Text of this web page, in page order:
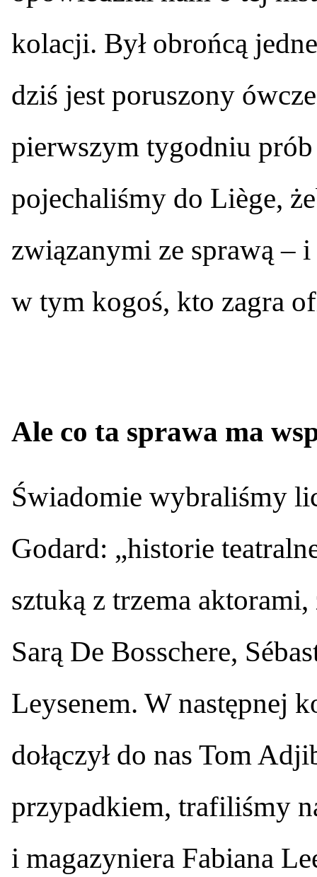
kolacji. Był obrońcą
dziś jest poruszony
pierwszym tygodniu
pojechaliśmy do Liège,
związanymi ze sprawą –
w tym kogoś, kto zagra
Ale co ta sprawa ma
Świadomie wybraliśmy
Godard: „historie
sztuką z trzema
Sarą De Bosschere,
Leysenem. W następnej
dołączył do nas Tom
przypadkiem, trafiliśmy
i magazyniera Fabiana